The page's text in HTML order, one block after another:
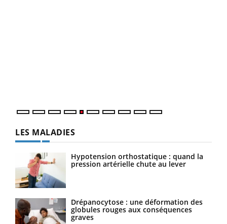
LES MALADIES
Hypotension orthostatique : quand la
pression artérielle chute au lever
Drépanocytose : une déformation des
globules rouges aux conséquences
graves